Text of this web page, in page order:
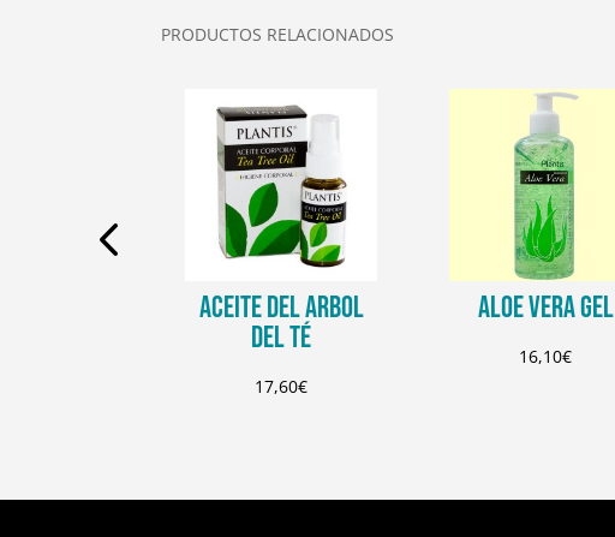
PRODUCTOS RELACIONADOS
ACEITE DEL ARBOL
DEL TÉ
17,60€
ALOE VERA GEL
16,10€